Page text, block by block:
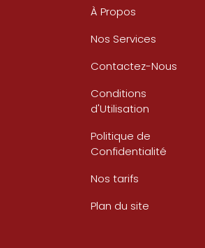
À Propos
Nos Services
Contactez-Nous
Conditions
d'Utilisation
Politique de
Confidentialité
Nos tarifs
Plan du site